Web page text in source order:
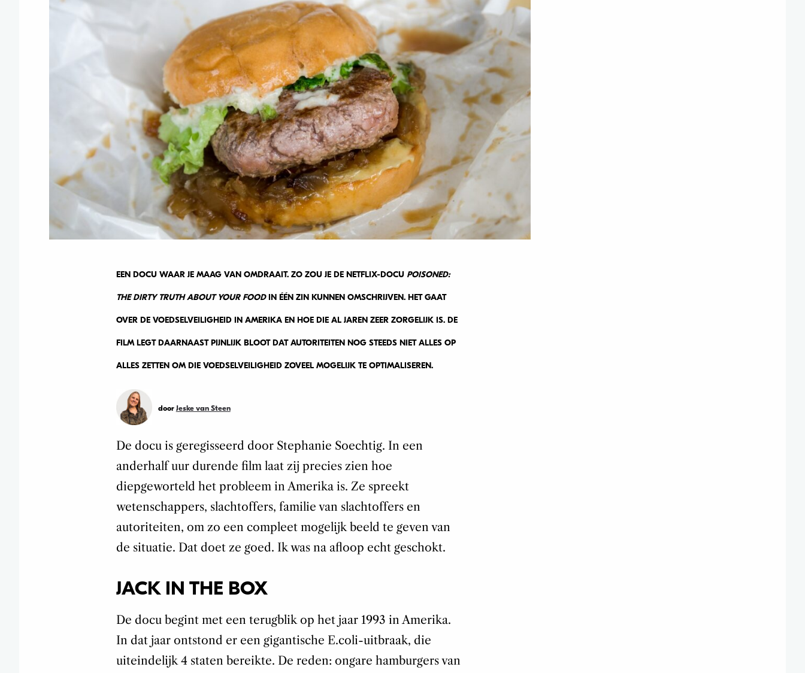
EEN DOCU WAAR JE MAAG VAN OMDRAAIT. ZO ZOU JE DE NETFLIX-DOCU POISONED:
THE DIRTY TRUTH ABOUT YOUR FOODIN ÉÉN ZIN KUNNEN OMSCHRIJVEN. HET GAAT
OVER DE VOEDSELVEILIGHEID IN AMERIKA EN HOE DIE AL JAREN ZEER ZORGELIJK IS. DE
FILM LEGT DAARNAAST PIJNLIJK BLOOT DAT AUTORITEITEN NOG STEEDS NIET ALLES OP
ALLES ZETTEN OM DIE VOEDSELVEILIGHEID ZOVEEL MOGELIJK TE OPTIMALISEREN.
door Jeske van Steen
De docu is geregisseerd door Stephanie Soechtig. In een
anderhalf uur durende film laat zij precies zien hoe
diepgeworteld het probleem in Amerika is. Ze spreekt
wetenschappers, slachtoffers, familie van slachtoffers en
autoriteiten, om zo een compleet mogelijk beeld te geven van
de situatie. Dat doet ze goed. Ik was na afloop echt geschokt.
JACK IN THE BOX
De docu begint met een terugblik op het jaar 1993 in Amerika.
In dat jaar ontstond er een gigantische E.coli-uitbraak, die
uiteindelijk 4 staten bereikte. De reden: ongare hamburgers van